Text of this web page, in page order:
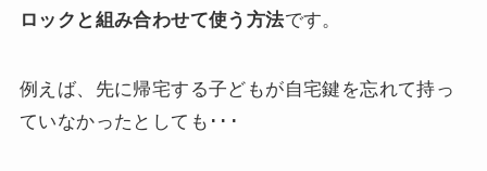
ロックと組み合わせて使う方法です。
例えば、先に帰宅する子どもが自宅鍵を忘れて持っ
ていなかったとしても･･･